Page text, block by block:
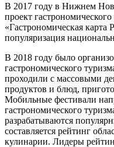
В 2017 году в Нижнем
проект
«Гастрономическая карта
популяризация
В 2018 году было
гастрономического
проходили с массовыми
продуктов и блюд,
Мобильные фестивали
гастрономического
разрабатываются
составляется рейтинг
кулинарии. Лидеры